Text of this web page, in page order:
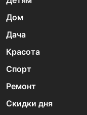
Дом
Дача
Красота
Спорт
Ремонт
Скидки дня